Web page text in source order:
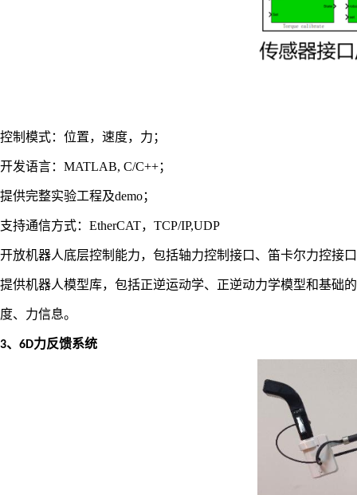
控制模式：位置，速度，力；
开发语言： MATLAB, C/C++；
提供完整实验工程及demo；
支持通信方式： EtherCAT，TCP/IP,UDP
开放机器人底层控制能力，包括轴力控制接口、笛卡尔力控接
提供机器人模型库，包括正逆运动学、正逆动力学模型和基础
度、力信息。
3、 6D力反馈系统